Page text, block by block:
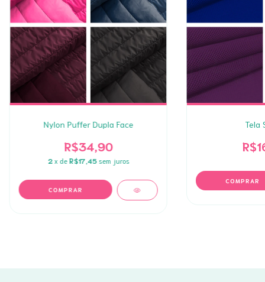
Nylon Puffer Dupla Face
R$34,90
2 x de R$17,45 sem juros
COMPRAR
Tela
COMPRAR